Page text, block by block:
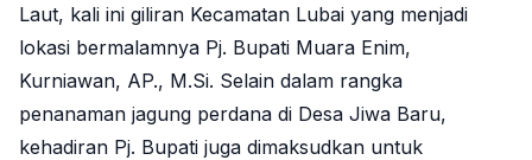
Laut, kali ini giliran Kecamatan Lubai yang menjadi
lokasi bermalamnya Pj. Bupati Muara Enim,
Kurniawan, AP., M.Si. Selain dalam rangka
penanaman jagung perdana di Desa Jiwa Baru,
kehadiran Pj. Bupati juga dimaksudkan untuk